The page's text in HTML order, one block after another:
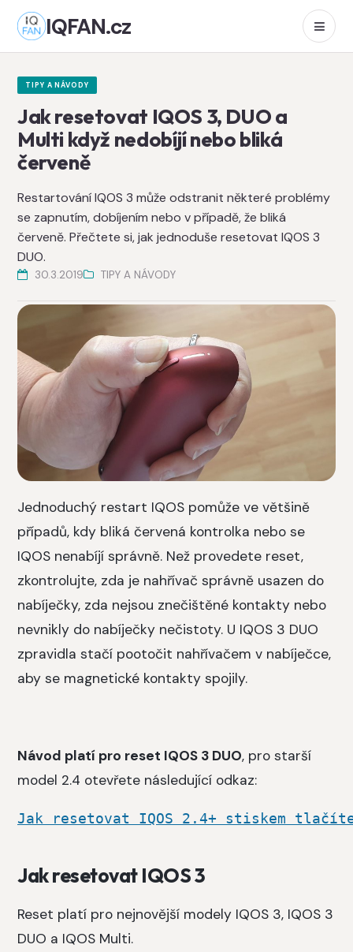
IQFAN.cz
TIPY A NÁVODY
Jak resetovat IQOS 3, DUO a
Multi když nedobíjí nebo bliká
červeně
Restartování IQOS 3 může odstranit některé problémy
se zapnutím, dobíjením nebo v případě, že bliká
červeně. Přečtete si, jak jednoduše resetovat IQOS 3
DUO.
30.3.2019 TIPY A NÁVODY
Jednoduchý restart IQOS pomůže ve většině
případů, kdy bliká červená kontrolka nebo se
IQOS nenabíjí správně. Než provedete reset,
zkontrolujte, zda je nahřívač správně usazen do
nabíječky, zda nejsou znečištěné kontakty nebo
nevnikly do nabíječky nečistoty. U IQOS 3 DUO
zpravidla stačí pootočit nahřívačem v nabíječce,
aby se magnetické kontakty spojily.
Návod platí pro reset IQOS 3 DUO, pro starší
model 2.4 otevřete následující odkaz:
Jak resetovat IQOS 2.4+ stiskem
Jak resetovat IQOS 3
Reset platí pro nejnovější modely IQOS 3, IQOS 3
DUO a IQOS Multi.